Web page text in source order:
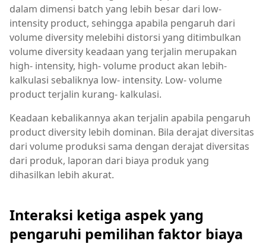
dalam dimensi batch yang lebih besar dari low-
intensity product, sehingga apabila pengaruh dari
volume diversity melebihi distorsi yang ditimbulkan
volume diversity keadaan yang terjalin merupakan
high- intensity, high- volume product akan lebih-
kalkulasi sebaliknya low- intensity. Low- volume
product terjalin kurang- kalkulasi.
Keadaan kebalikannya akan terjalin apabila pengaruh
product diversity lebih dominan. Bila derajat diversitas
dari volume produksi sama dengan derajat diversitas
dari produk, laporan dari biaya produk yang
dihasilkan lebih akurat.
Interaksi ketiga aspek yang
pengaruhi pemilihan faktor biaya